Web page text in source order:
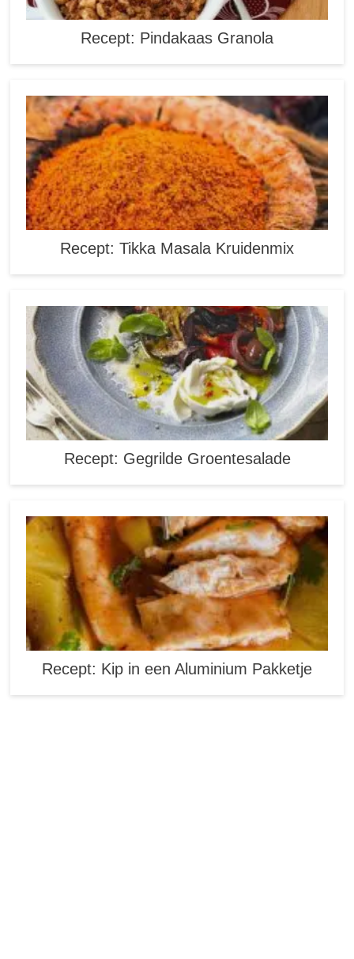
Recept: Pindakaas Granola
Recept: Tikka Masala Kruidenmix
Recept: Gegrilde Groentesalade
Recept: Kip in een Aluminium Pakketje